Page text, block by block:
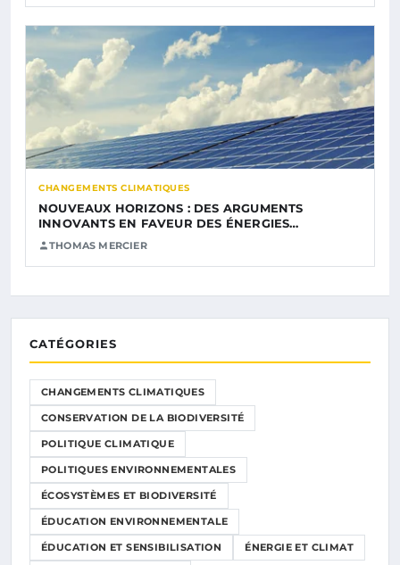
CHANGEMENTS CLIMATIQUES
NOUVEAUX HORIZONS : DES ARGUMENTS
INNOVANTS EN FAVEUR DES ÉNERGIES…
THOMAS MERCIER
CATÉGORIES
CHANGEMENTS CLIMATIQUES
CONSERVATION DE LA BIODIVERSITÉ
POLITIQUE CLIMATIQUE
POLITIQUES ENVIRONNEMENTALES
ÉCOSYSTÈMES ET BIODIVERSITÉ
ÉDUCATION ENVIRONNEMENTALE
ÉDUCATION ET SENSIBILISATION ÉNERGIE ET CLIMAT